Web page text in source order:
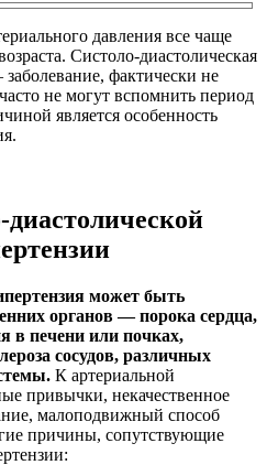
давления все чаще
Систоло-диастолическая
фактически не
не могут вспомнить период
является особенность
может быть
органов — порока сердца,
в печени или почках,
сосудов, различных
К артериальной
привычки, некачественное
малоподвижный способ
причины, сопутствующие